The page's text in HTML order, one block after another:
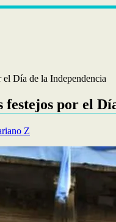
el Día de la Independencia
por el
Z